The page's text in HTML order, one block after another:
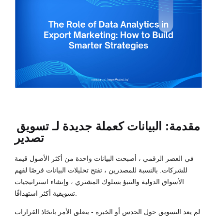
مقدمة: البيانات كعملة جديدة لـ تسويق
تصدير
في العصر الرقمي ، أصبحت البيانات واحدة من أكثر الأصول قيمة
للشركات. بالنسبة للمصدرين ، تفتح تحليلات البيانات فرصًا لفهم
الأسواق الدولية والتنبؤ بسلوك المشتري ، وإنشاء استراتيجيات
تسويقية أكثر استهدافًا.
لم يعد التسويق حول الحدس أو الخبرة - يتعلق الأمر باتخاذ القرارات